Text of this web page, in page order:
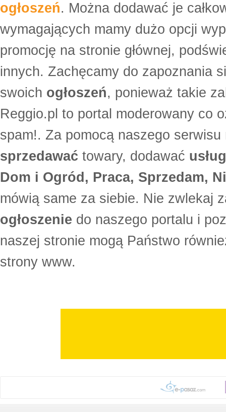
ogłoszeń. Można dodawać je
wymagających mamy dużo opcji
promocję na stronie głównej,
innych. Zachęcamy do zapoznania
swoich ogłoszeń, ponieważ takie
Reggio.pl to portal moderowany co
spam!. Za pomocą naszego
sprzedawać towary, dodawać
Dom i Ogród, Praca, Sprzedam,
mówią same za siebie. Nie zwlekaj
ogłoszenie do naszego portalu i
naszej stronie mogą Państwo
strony www.